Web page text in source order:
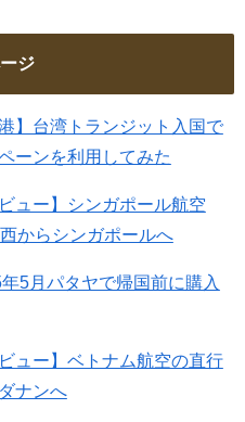
ジ
】台湾トランジット入国で
ーンを利用してみた
ュー】シンガポール航空
からシンガポールへ
年5月パタヤで帰国前に購入
ュー】ベトナム航空の直行
ナンへ